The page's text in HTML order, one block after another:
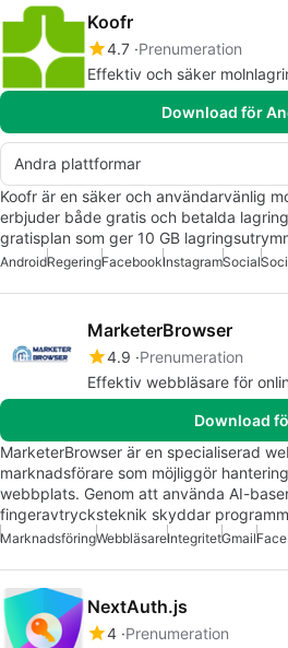
Koofr
4.7 Prenumeration
Effektiv och säker
Download för
Andra plattformar
Koofr är en säker och användarvänlig
erbjuder både gratis och betalda
gratisplan som ger 10 GB
AndroidRegeringFacebookInstagramSocial
MarketerBrowser
4.9 Prenumeration
Effektiv webbläsare för
Download
MarketerBrowser är en specialiserad
marknadsförare som möjliggör
webbplats. Genom att använda AI-
fingeravtrycksteknik skyddar
MarknadsföringWebbläsareIntegritetGmail
NextAuth.js
4 Prenumeration